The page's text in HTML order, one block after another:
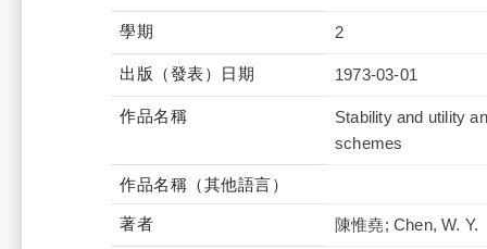
學期 2
出版（發表）日期 1973-03-01
作品名稱
Stability and utility
schemes
作品名稱（其他語言）
著者 陳惟堯; Chen, W. Y.